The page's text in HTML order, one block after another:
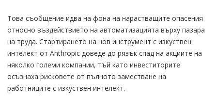
Това съобщение идва на фона на нарастващите опасения
относно въздействието на автоматизацията върху пазара
на труда. Стартирането на нов инструмент с изкуствен
интелект от Anthropic доведе до рязък спад на акциите на
няколко големи компании, тъй като инвеститорите
осъзнаха рисковете от пълното заместване на
работниците с изкуствен интелект.